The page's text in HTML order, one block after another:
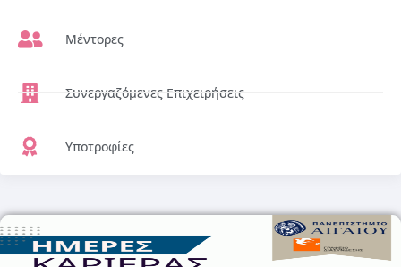
Μέντορες
Συνεργαζόμενες Επιχειρήσεις
Υποτροφίες